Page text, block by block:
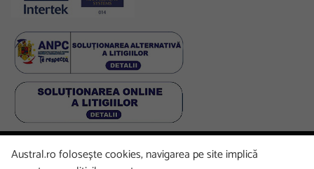
FacebookLinkedInInstagramYoutube
Austral.ro folosește cookies, navigarea pe site implică